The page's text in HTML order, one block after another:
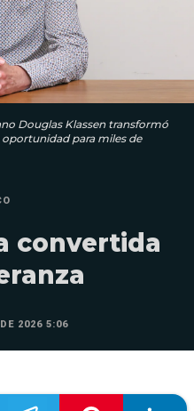
Douglas Klassen transformó
para miles de
convertida
2026 5:06